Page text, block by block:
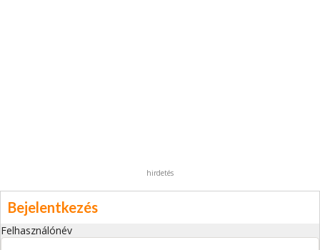
hirdetés
Bejelentkezés
Felhasználónév